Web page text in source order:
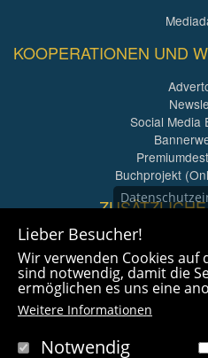
KOOPERATIONEN UND
Social Media
Buchprojekt
Imagefilme
360° x 360°
Lieber Besucher!
Wir verwenden Cookies auf
sind notwendig, damit die
ermöglichen es uns eine
Weitere Informationen
Notwendig